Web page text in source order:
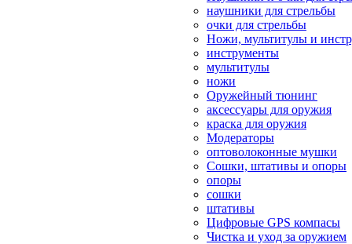
наушники для стрельбы
очки для стрельбы
Ножи, мультитулы и
инструменты
мультитулы
ножи
Оружейный тюнинг
аксессуары для оружия
краска для оружия
Модераторы
оптоволоконные мушки
Сошки, штативы и опоры
опоры
сошки
штативы
Цифровые GPS компасы
Чистка и уход за оружием